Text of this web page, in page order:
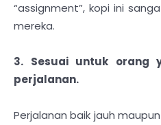
“assignment”, kopi ini
mereka.
3. Sesuai untuk orang
perjalanan.
Perjalanan baik jauh